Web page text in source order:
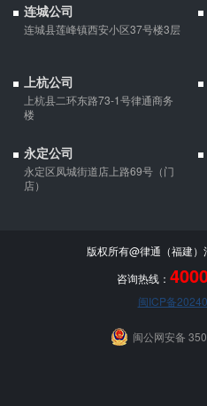
连城公司
连城县莲峰镇西安小区37号楼3层
上杭公司
上杭县二环东路73-1号律通商务
楼
永定公司
永定区凤城街道店上路69号（门
店）
版权所有@律通（福建
咨询热线：
闽ICP备
闽公网安备